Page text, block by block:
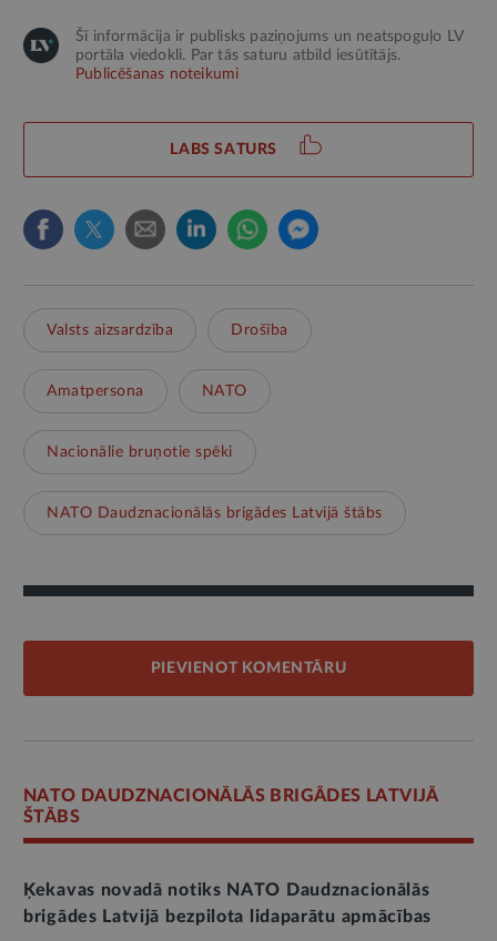
Šī informācija ir publisks paziņojums un neatspoguļo LV
portāla viedokli. Par tās saturu atbild iesūtītājs.
Publicēšanas noteikumi
LABS SATURS
Valsts aizsardzība Drošība
Amatpersona NATO
Nacionālie bruņotie spēki
NATO Daudznacionālās brigādes Latvijā štābs
PIEVIENOT KOMENTĀRU
NATO DAUDZNACIONĀLĀS BRIGĀDES LATVIJĀ
ŠTĀBS
Ķekavas novadā notiks NATO Daudznacionālās
brigādes Latvijā bezpilota lidaparātu apmācības